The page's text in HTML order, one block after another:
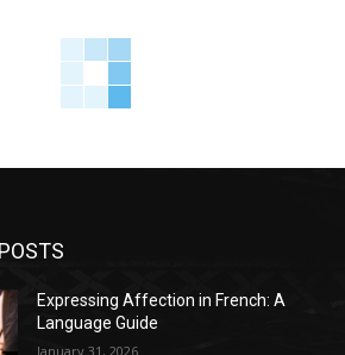
Expressing Affection in French: A
Language Guide
January 31, 2026